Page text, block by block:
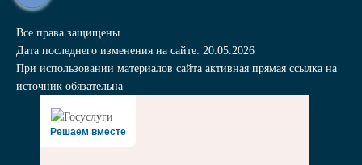
Все права защищены.
Дата последнего изменения на сайте: 20.05.2026
При использовании материалов сайта активная прямая ссылка на
источник обязательна
Решаем вместе